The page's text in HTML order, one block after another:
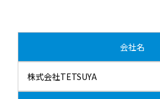
会社名
株式会社TETSUYA